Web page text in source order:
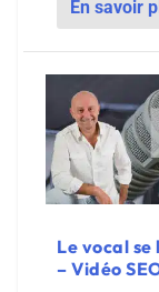
En savoir
Le vocal
– Vidéo